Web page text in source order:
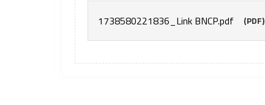
1738580221836_Link BNCP.pdf (PDF)